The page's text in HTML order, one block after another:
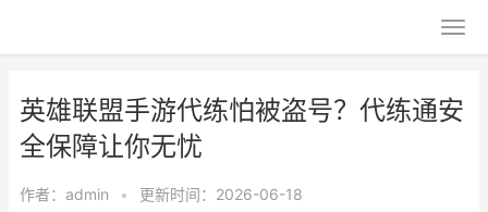
英雄联盟手游代练怕被盗号？代练通安
全保障让你无忧
作者： admin • 更新时间：2026-06-18